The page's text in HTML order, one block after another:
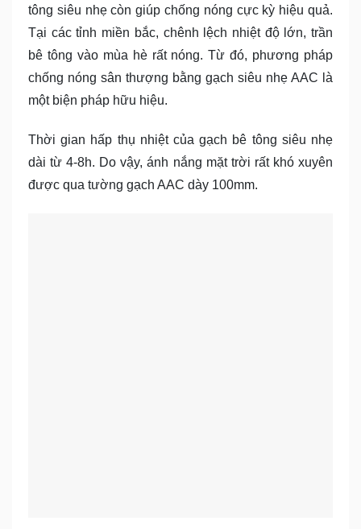
tông siêu nhẹ còn giúp chống nóng cực kỳ hiệu quả.
Tại các tỉnh miền bắc, chênh lệch nhiệt độ lớn, trần
bê tông vào mùa hè rất nóng. Từ đó, phương pháp
chống nóng sân thượng bằng gạch siêu nhẹ AAC là
một biện pháp hữu hiệu.
Thời gian hấp thụ nhiệt của gạch bê tông siêu nhẹ
dài từ 4-8h. Do vậy, ánh nắng mặt trời rất khó xuyên
được qua tường gạch AAC dày 100mm.